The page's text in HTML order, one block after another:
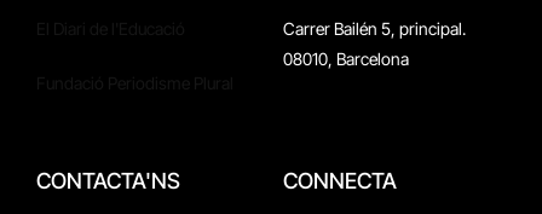
Carrer Bailén 5, principal.
08010, Barcelona
CONTACTA'NS CONNECTA